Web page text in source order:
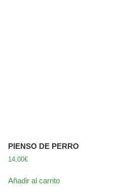
PIENSO DE PERRO
14,00€
Añadir al carrito